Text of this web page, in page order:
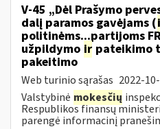
V-45 „Dėl Prašymo
dalį paramos gavėjams (
politinėms...partijoms
užpildymo ir pateikimo
pakeitimo
Web turinio sąrašas 2022-
Valstybinė mokesčių
Respublikos finansų
parengė informacinį